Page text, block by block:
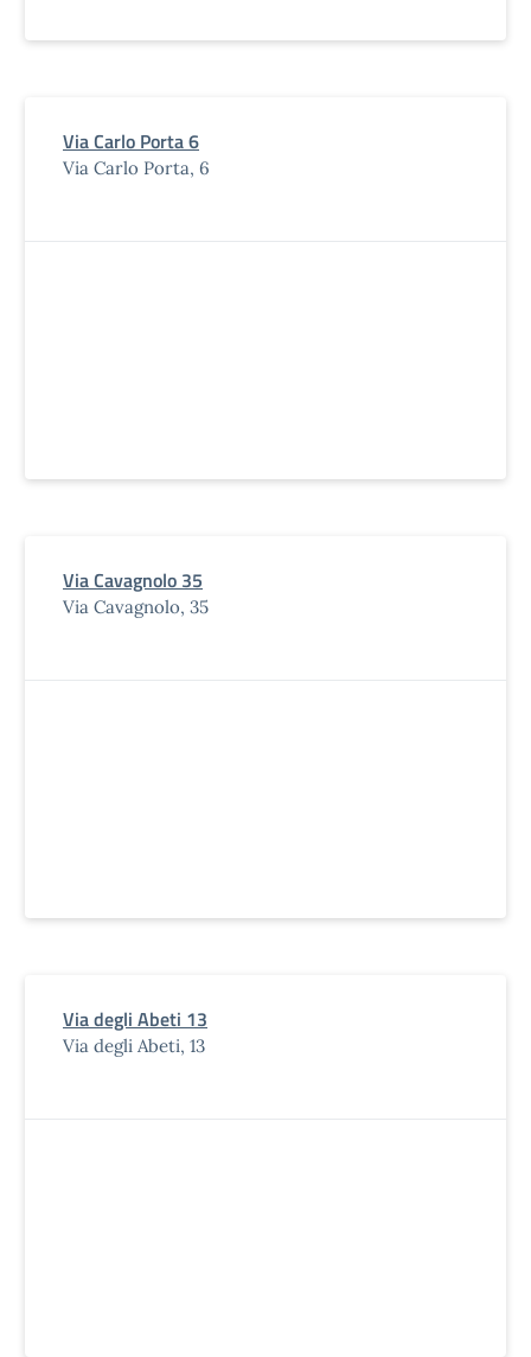
Via Carlo Porta 6
Via Carlo Porta, 6
Via Cavagnolo 35
Via Cavagnolo, 35
Via degli Abeti 13
Via degli Abeti, 13